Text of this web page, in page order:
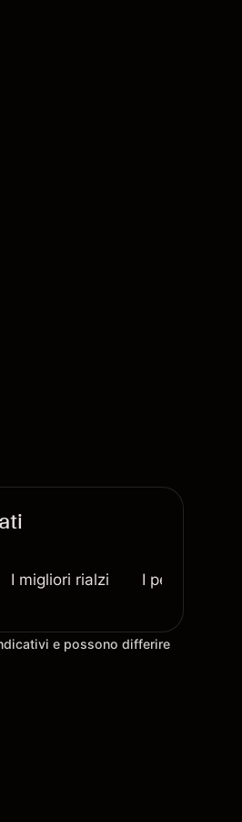
I migliori rialzi I peggiori
e possono differire